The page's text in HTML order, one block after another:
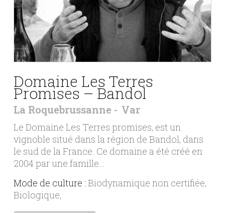
Domaine Les Terres
Promises – Bandol
La Roquebrussanne Var
Le Domaine Les Terres promises, est un
vignoble situé dans la région de Bandol, dans
le sud de la France. Ce domaine a été créé en
2004 par une famille…
Mode de culture : Biodynamique non certifiée
Biologique